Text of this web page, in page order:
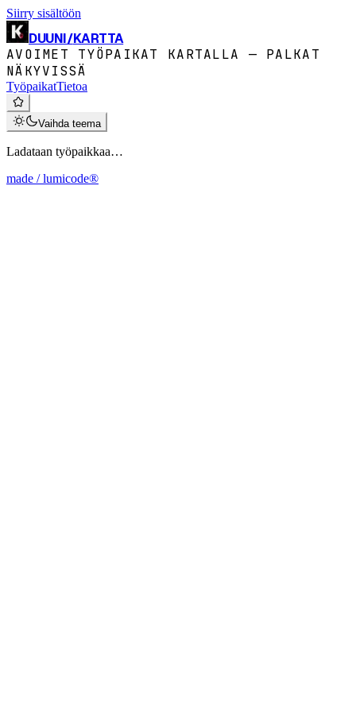
Siirry sisältöön
DUUNI/KARTTA
AVOIMET TYÖPAIKAT KARTALLA — PALKAT
NÄKYVISSÄ
TyöpaikatTietoa
Vaihda teema
Ladataan työpaikkaa…
made / lumicode®